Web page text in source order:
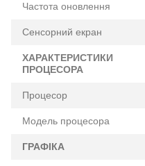
Частота оновлення
Сенсорний екран
ХАРАКТЕРИСТИКИ
ПРОЦЕСОРА
Процесор
Модель процесора
ГРАФІКА